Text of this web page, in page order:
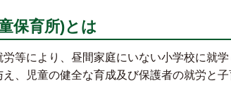
保育所)とは
等により、昼間家庭にいない小学校に就
、児童の健全な育成及び保護者の就労と